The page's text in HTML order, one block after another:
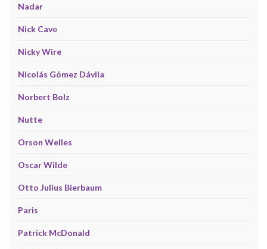
Nadar
Nick Cave
Nicky Wire
Nicolás Gómez Dávila
Norbert Bolz
Nutte
Orson Welles
Oscar Wilde
Otto Julius Bierbaum
Paris
Patrick McDonald